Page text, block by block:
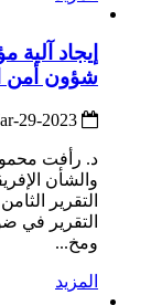
إيجاد آلية
شؤون أمن
د. رأفت
والشأن
التقرير
التقرير في
ومخ...
المزيد